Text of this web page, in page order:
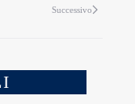
Successivo